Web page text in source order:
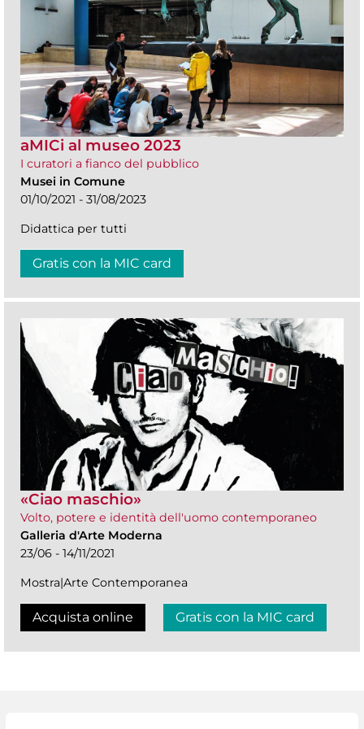
aMICi al museo 2023
I curatori a fianco del pubblico
Musei in Comune
01/10/2021 - 31/08/2023
Didattica per tutti
Gratis con la MIC card
«Ciao maschio»
Volto, potere e identità dell'uomo contemporaneo
Galleria d'Arte Moderna
23/06 - 14/11/2021
Mostra|Arte Contemporanea
Acquista online Gratis con la MIC card